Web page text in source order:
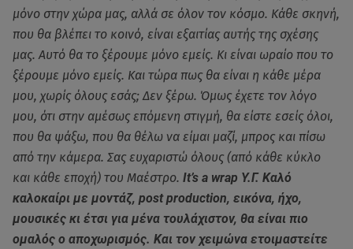
μόνο στην χώρα μας, αλλά σε όλον τον κόσμο. Κάθε σκηνή,
που θα βλέπει το κοινό, είναι εξαιτίας αυτής της σχέσης
μας. Αυτό θα το ξέρουμε μόνο εμείς. Κι είναι ωραίο που το
ξέρουμε μόνο εμείς. Και τώρα πως θα είναι η κάθε μέρα
μου, χωρίς όλους εσάς; Δεν ξέρω. Όμως έχετε τον λόγο
μου, ότι στην αμέσως επόμενη στιγμή, θα είστε εσείς όλοι,
που θα ψάξω, που θα θέλω να είμαι μαζί, μπρος και πίσω
από την κάμερα. Σας ευχαριστώ όλους (από κάθε κύκλο
και κάθε εποχή) του Μαέστρο. It’s a wrap Υ.Γ. Καλό
καλοκαίρι με μοντάζ, post production, εικόνα, ήχο,
μουσικές κι έτσι για μένα τουλάχιστον, θα είναι πιο
ομαλός ο αποχωρισμός. Και τον χειμώνα ετοιμαστείτε